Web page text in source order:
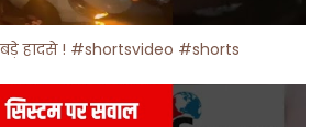
हादसे ! #shortsvideo #shorts